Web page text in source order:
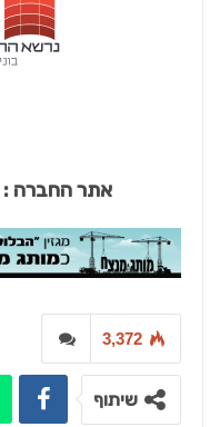
אתר החברה :
3,372
שיתוף